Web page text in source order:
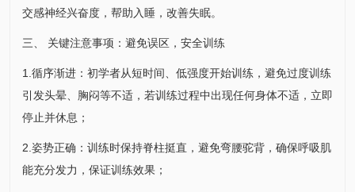
交感神经兴奋度，帮助入睡，改善失眠。
三、 关键注意事项：避免误区，安全训练
1.循序渐进：初学者从短时间、低强度开始训练，避免过度训练
引发头晕、胸闷等不适，若训练过程中出现任何身体不适，立即
停止并休息；
2.姿势正确：训练时保持脊柱挺直，避免弯腰驼背，确保呼吸肌
能充分发力，保证训练效果；